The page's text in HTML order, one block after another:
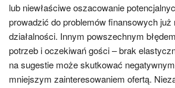
lub niewłaściwe oszacowanie
prowadzić do problemów finansowych
działalności. Innym powszechnym
potrzeb i oczekiwań gości – brak
na sugestie może skutkować
mniejszym zainteresowaniem ofertą.